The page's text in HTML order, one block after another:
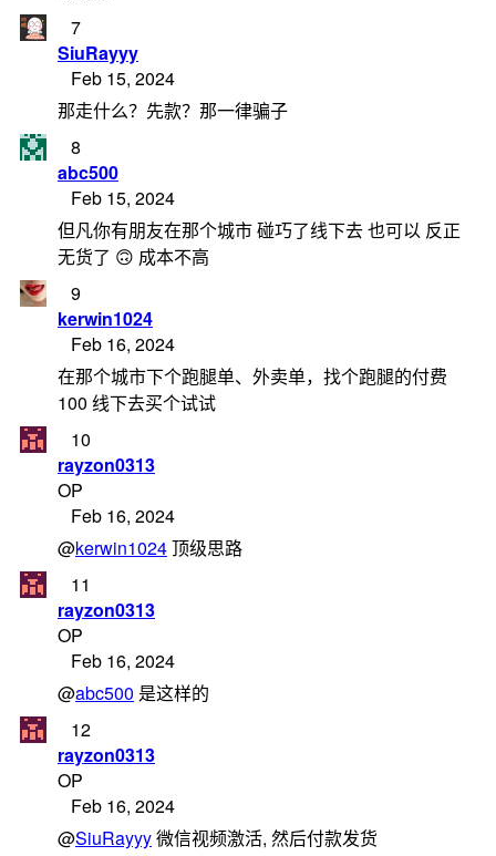
7
SiuRayyy
Feb 15, 2024
那走什么？先款？那一律骗子
8
abc500
Feb 15, 2024
但凡你有朋友在那个城市 碰巧了线下去 也可以 反正
无货了 🙃 成本不高
9
kerwin1024
Feb 16, 2024
在那个城市下个跑腿单、外卖单，找个跑腿的付费
100 线下去买个试试
10
rayzon0313
OP
Feb 16, 2024
@kerwin1024顶级思路
11
rayzon0313
OP
Feb 16, 2024
@abc500 是这样的
12
rayzon0313
OP
Feb 16, 2024
@SiuRayyy微信视频激活, 然后付款发货